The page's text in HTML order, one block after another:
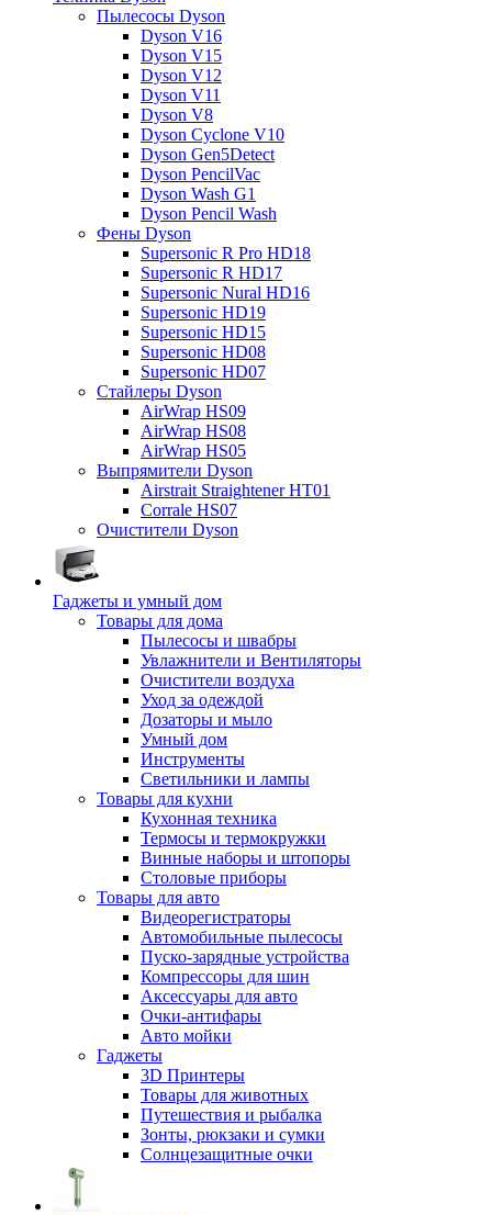
Пылесосы Dyson
Dyson V16
Dyson V15
Dyson V12
Dyson V11
Dyson V8
Dyson Cyclone V10
Dyson Gen5Detect
Dyson PencilVac
Dyson Wash G1
Dyson Pencil Wash
Фены Dyson
Supersonic R Pro HD18
Supersonic R HD17
Supersonic Nural HD16
Supersonic HD19
Supersonic HD15
Supersonic HD08
Supersonic HD07
Стайлеры Dyson
AirWrap HS09
AirWrap HS08
AirWrap HS05
Выпрямители Dyson
Airstrait Straightener HT01
Corrale HS07
Очистители Dyson
Гаджеты и умный дом
Товары для дома
Пылесосы и швабры
Увлажнители и Вентиляторы
Очистители воздуха
Уход за одеждой
Дозаторы и мыло
Умный дом
Инструменты
Светильники и лампы
Товары для кухни
Кухонная техника
Термосы и термокружки
Винные наборы и штопоры
Столовые приборы
Товары для авто
Видеорегистраторы
Автомобильные пылесосы
Пуско-зарядные устройства
Компрессоры для шин
Аксессуары для авто
Очки-антифары
Авто мойки
Гаджеты
3D Принтеры
Товары для животных
Путешествия и рыбалка
Зонты, рюкзаки и сумки
Солнцезащитные очки